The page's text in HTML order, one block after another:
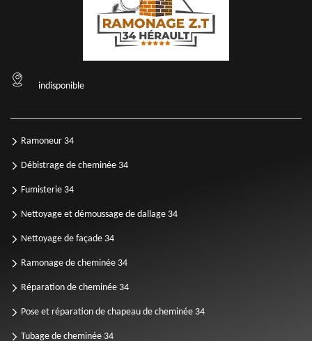
indisponible
Ramoneur 34
Débistrage de cheminée 34
Fumisterie 34
Nettoyage et démoussage de dallage 34
Nettoyage de façade 34
Ramonage de cheminée 34
Réparation de cheminée 34
Pose et réparation de chapeau de cheminée 34
Tubage de cheminée 34